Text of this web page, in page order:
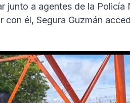
junto a agentes de la Policía
con él, Segura Guzmán